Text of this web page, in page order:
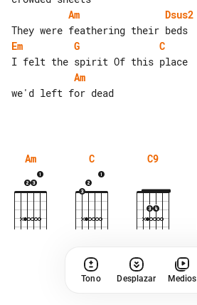
Am
Dsus2
Em
G
C
Am
we'd left for dead
Am C C9
Tono Desplazar Medios